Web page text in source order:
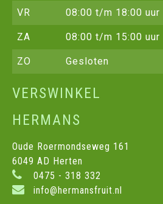
VR 08:00 t/m 18:00 uur
ZA 08:00 t/m 15:00 uur
ZO Gesloten
VERSWINKEL
HERMANS
Oude Roermondseweg 161
6049 AD Herten
0475 - 318 332
info@hermansfruit.nl